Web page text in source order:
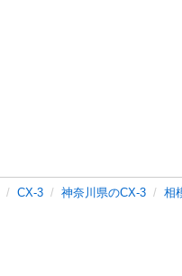
CX-3 神奈川県のCX-3 相